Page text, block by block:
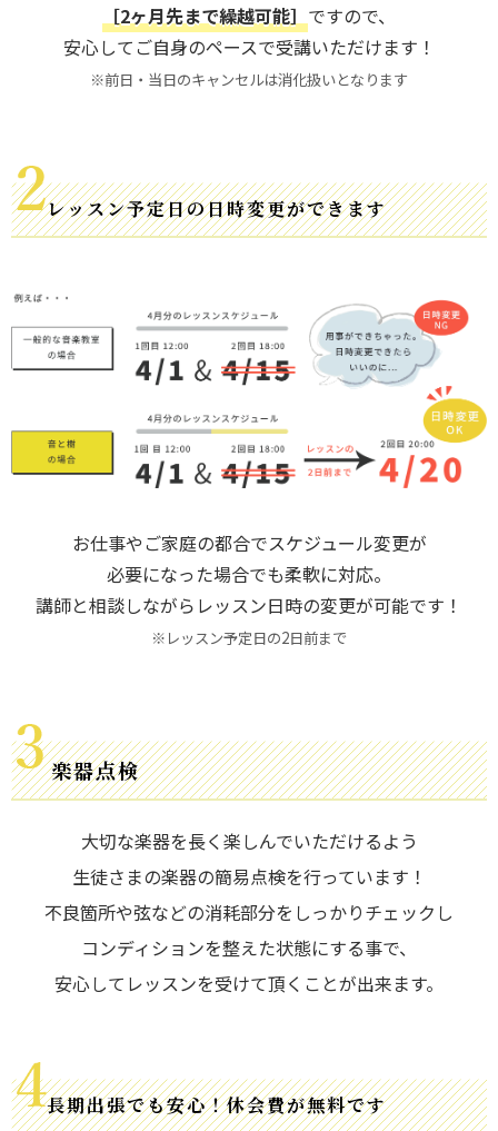
［2ヶ月先まで繰越可能］ ですので、
安心してご自身のペースで受講いただけます！
※前日・当日のキャンセルは消化扱いとなります
レッスン予定日の日時変更ができます
お仕事やご家庭の都合でスケジュール変更が
必要になった場合でも柔軟に対応。
講師と相談しながらレッスン日時の変更が可能です！
※レッスン予定日の2日前まで
楽器点検
大切な楽器を長く楽しんでいただけるよう
生徒さまの楽器の簡易点検を行っています！
不良箇所や弦などの消耗部分をしっかりチェックし
コンディションを整えた状態にする事で、
安心してレッスンを受けて頂くことが出来ます。
長期出張でも安心！休会費が無料です